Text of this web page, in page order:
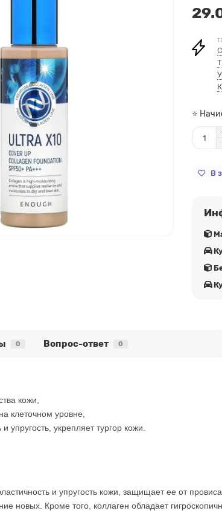
⭐
В
0 Вопрос-ответ 0
кожи,
клеточном уровне,
упругость, укрепляет тургор кожи.
и упругость кожи, защищает ее от
новых. Кроме того, коллаген обладает